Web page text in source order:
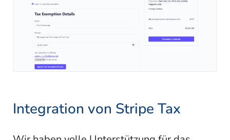
Integration von Stripe Tax